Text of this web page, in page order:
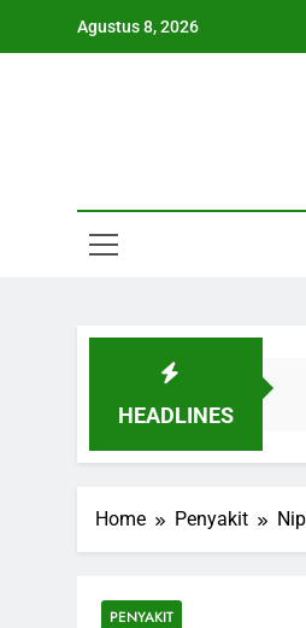
Agustus 8, 2026
HEADLINES
Home Penyakit
PENYAKIT